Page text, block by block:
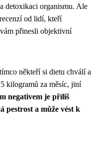
detoxikaci organismu. Ale
od lidí, kteří
přinesli objektivní
někteří si dietu chválí a
kilogramů za měsíc, jiní
negativem je příliš
a může vést k